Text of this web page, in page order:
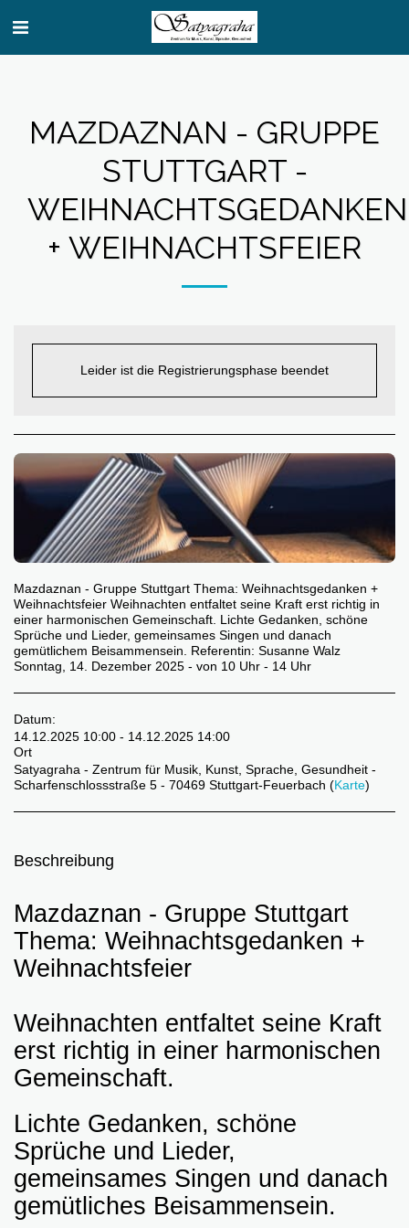
MAZDAZNAN - GRUPPE
STUTTGART -
WEIHNACHTSGEDANKEN
+ WEIHNACHTSFEIER
Leider ist die Registrierungsphase beendet
Mazdaznan - Gruppe Stuttgart Thema: Weihnachtsgedanken +
Weihnachtsfeier Weihnachten entfaltet seine Kraft erst richtig in
einer harmonischen Gemeinschaft. Lichte Gedanken, schöne
Sprüche und Lieder, gemeinsames Singen und danach
gemütlichem Beisammensein. Referentin: Susanne Walz
Sonntag, 14. Dezember 2025 - von 10 Uhr - 14 Uhr
Datum:
14.12.2025 10:00 - 14.12.2025 14:00
Ort
Satyagraha - Zentrum für Musik, Kunst, Sprache, Gesundheit -
Scharfenschlossstraße 5 - 70469 Stuttgart-Feuerbach (Karte)
Beschreibung
Mazdaznan - Gruppe Stuttgart
Thema: Weihnachtsgedanken +
Weihnachtsfeier
Weihnachten entfaltet seine Kraft
erst richtig in einer harmonischen
Gemeinschaft.
Lichte Gedanken, schöne
Sprüche und Lieder,
gemeinsames Singen und danach
gemütliches Beisammensein.